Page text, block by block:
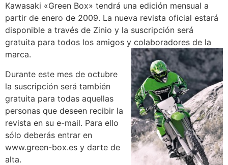
Kawasaki «Green Box» tendrá una edición mensual a
partir de enero de 2009. La nueva revista oficial estará
disponible a través de Zinio y la suscripción será
gratuita para todos los amigos y colaboradores de la
marca.
Durante este mes de octubre
la suscripción será también
gratuita para todas aquellas
personas que deseen recibir la
revista en su e-mail. Para ello
sólo deberás entrar en
www.green-box.es y darte de
alta.